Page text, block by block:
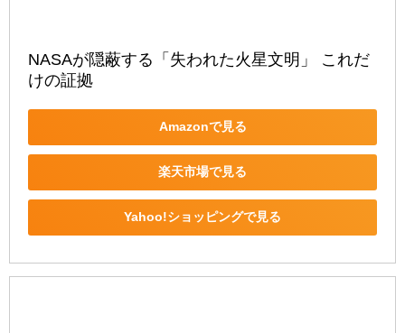
NASAが隠蔽する「失われた火星文明」 これだ
けの証拠
Amazonで見る
楽天市場で見る
Yahoo!ショッピングで見る